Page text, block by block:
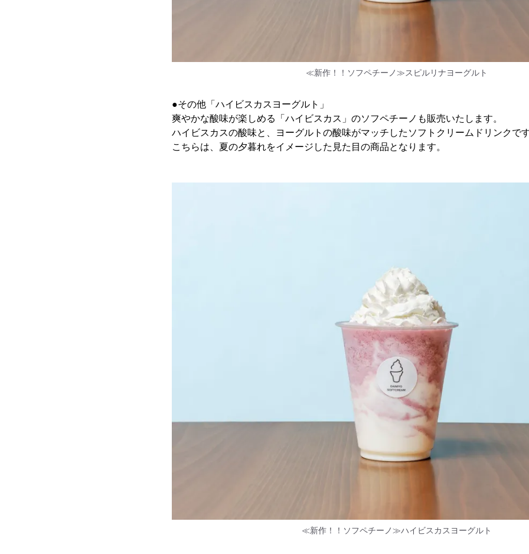
≪新作！！ソフペチーノ≫スピルリナヨーグルト
●その他「ハイビスカスヨーグルト」
爽やかな酸味が楽しめる「ハイビスカス」のソフペチーノも販売いたします。
ハイビスカスの酸味と、ヨーグルトの酸味がマッチしたソフトクリームドリンクで
こちらは、夏の夕暮れをイメージした見た目の商品となります。
≪新作！！ソフペチーノ≫ハイビスカスヨーグルト